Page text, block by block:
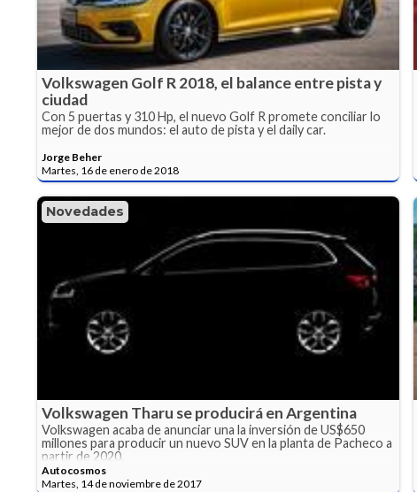
Volkswagen Golf R 2018, el balance entre pista y
ciudad
Con 5 puertas y 310 Hp, el nuevo Golf R promete conciliar lo
mejor de dos mundos: el auto de pista y el daily car.
Jorge Beher
Martes, 16 de enero de 2018
Novedades
Volkswagen Tharu se producirá en Argentina
Volkswagen acaba de anunciar una la inversión de US$650
millones para producir un nuevo SUV en la planta de Pacheco a
partir de 2020.
Autocosmos
Martes, 14 de noviembre de 2017